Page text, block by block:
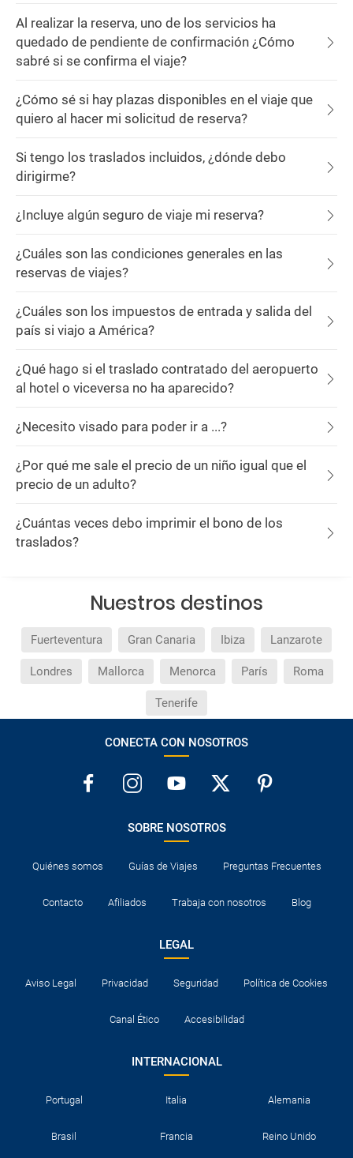
Al realizar la reserva, uno de los servicios ha
quedado de pendiente de confirmación ¿Cómo
sabré si se confirma el viaje?
¿Cómo sé si hay plazas disponibles en el viaje que
quiero al hacer mi solicitud de reserva?
Si tengo los traslados incluidos, ¿dónde debo
dirigirme?
¿Incluye algún seguro de viaje mi reserva?
¿Cuáles son las condiciones generales en las
reservas de viajes?
¿Cuáles son los impuestos de entrada y salida del
país si viajo a América?
¿Qué hago si el traslado contratado del aeropuerto
al hotel o viceversa no ha aparecido?
¿Necesito visado para poder ir a ...?
¿Por qué me sale el precio de un niño igual que el
precio de un adulto?
¿Cuántas veces debo imprimir el bono de los
traslados?
Nuestros destinos
Fuerteventura Gran Canaria Ibiza Lanzarote
Londres Mallorca Menorca París Roma
Tenerife
CONECTA CON NOSOTROS
SOBRE NOSOTROS
Quiénes somos Guías de Viajes Preguntas Frecuentes
Contacto Afiliados Trabaja con nosotros Blog
LEGAL
Aviso Legal Privacidad Seguridad Política de Cookies
Canal Ético Accesibilidad
INTERNACIONAL
Portugal Italia Alemania
Brasil Francia Reino Unido